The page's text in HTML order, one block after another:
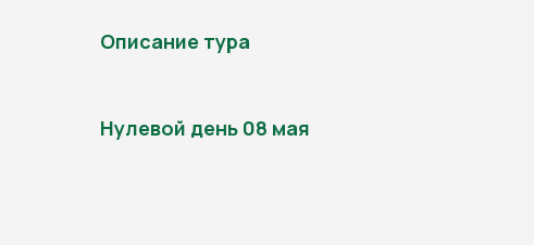
Описание тура
Нулевой день 08 мая